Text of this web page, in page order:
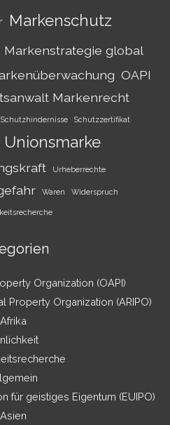
Markenschutz
Markenstrategie global
OAPI
Markenrecht
Schutzhindernisse Schutzzertifikat
Unionsmarke
Urheberrechte
Waren Widerspruch
Organization (OAPI)
Property Organization (ARIPO)
Afrika
für geistiges Eigentum (EUIPO)
Asien